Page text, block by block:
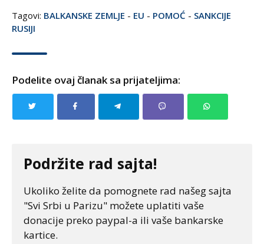
Tagovi: BALKANSKE ZEMLJE - EU - POMOĆ - SANKCIJE
RUSIJI
Podelite ovaj članak sa prijateljima:
Podržite rad sajta!
Ukoliko želite da pomognete rad našeg sajta
"Svi Srbi u Parizu" možete uplatiti vaše
donacije preko paypal-a ili vaše bankarske
kartice.